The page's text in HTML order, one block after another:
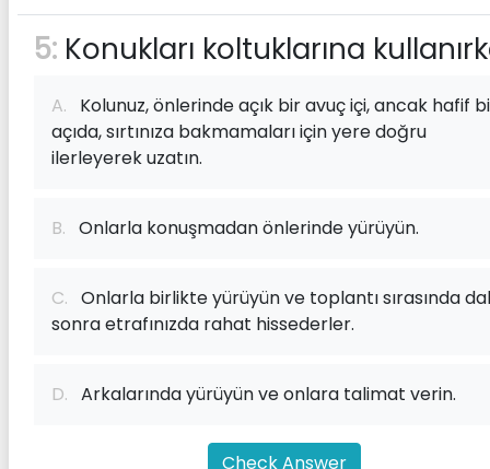
5: Konukları koltuklarına
A. Kolunuz, önlerinde açık bir avuç içi, ancak hafif
açıda, sırtınıza bakmamaları için yere doğru
ilerleyerek uzatın.
B. Onlarla konuşmadan önlerinde yürüyün.
C. Onlarla birlikte yürüyün ve toplantı sırasında
sonra etrafınızda rahat hissederler.
D. Arkalarında yürüyün ve onlara talimat verin.
Check Answer